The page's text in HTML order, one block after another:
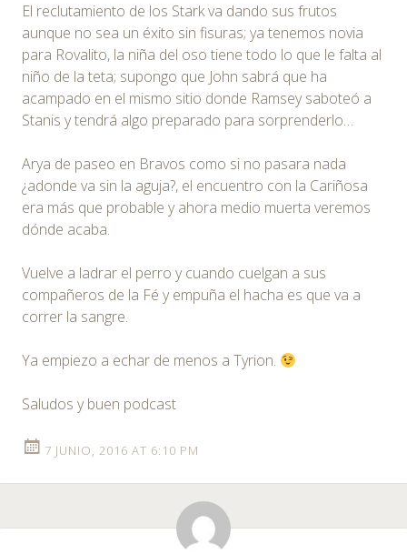
El reclutamiento de los Stark va dando sus frutos
aunque no sea un éxito sin fisuras; ya tenemos novia
para Rovalito, la niña del oso tiene todo lo que le falta al
niño de la teta; supongo que John sabrá que ha
acampado en el mismo sitio donde Ramsey saboteó a
Stanis y tendrá algo preparado para sorprenderlo…
Arya de paseo en Bravos como si no pasara nada
¿adonde va sin la aguja?, el encuentro con la Cariñosa
era más que probable y ahora medio muerta veremos
dónde acaba.
Vuelve a ladrar el perro y cuando cuelgan a sus
compañeros de la Fé y empuña el hacha es que va a
correr la sangre.
Ya empiezo a echar de menos a Tyrion.
Saludos y buen podcast
7 JUNIO, 2016 AT 6:10 PM